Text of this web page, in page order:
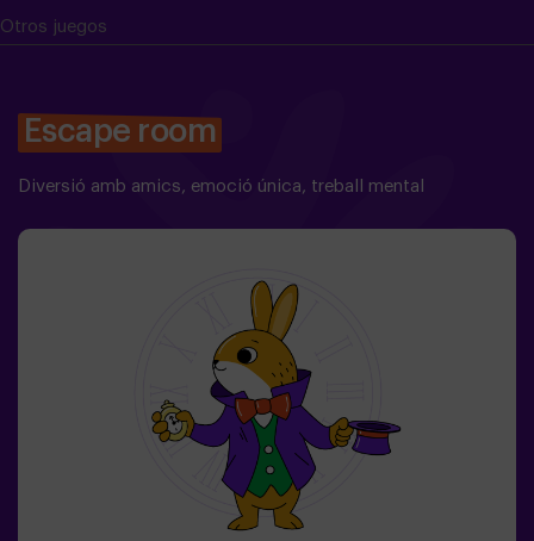
Otros juegos
Escape room
Diversió amb amics, emoció única, treball mental